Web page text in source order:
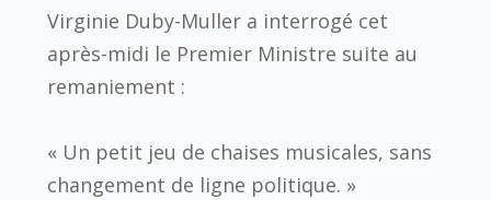
Virginie Duby-Muller a interrogé cet
après-midi le Premier Ministre suite au
remaniement :
« Un petit jeu de chaises musicales, sans
changement de ligne politique. »